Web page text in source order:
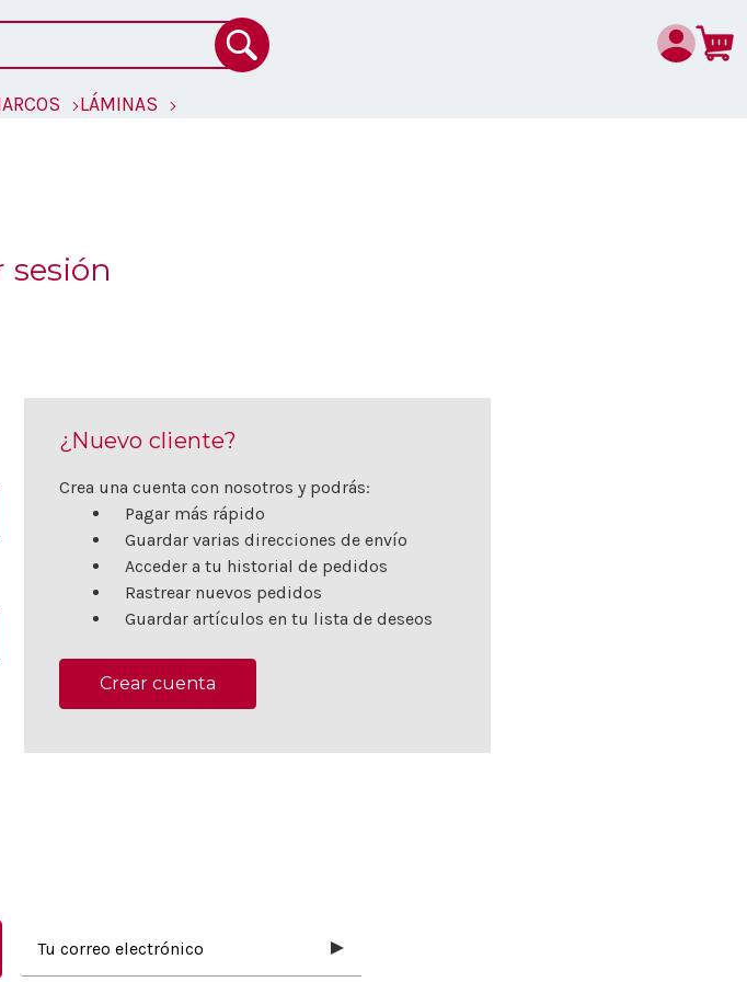
LÁMINAS
sesión
¿Nuevo cliente?
Crea una cuenta con nosotros y podrás:
Pagar más rápido
Guardar varias direcciones de envío
Acceder a tu historial de pedidos
Rastrear nuevos pedidos
Guardar artículos en tu lista de deseos
Crear cuenta